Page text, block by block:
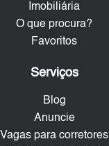
Imobiliária
O que procura?
Favoritos
Serviços
Blog
Anuncie
Vagas para corretores